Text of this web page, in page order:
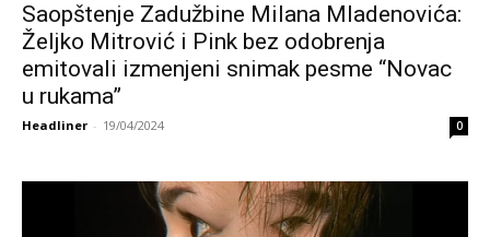
Saopštenje Zadužbine Milana Mladenovića:
Željko Mitrović i Pink bez odobrenja
emitovali izmenjeni snimak pesme “Novac
u rukama”
Headliner - 19/04/2024 0